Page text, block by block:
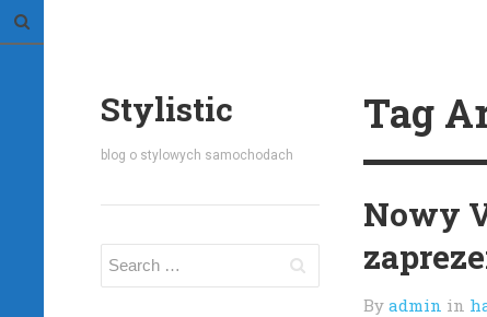
Stylistic
blog o stylowych samochodach
Tag
Nowy
By admin in